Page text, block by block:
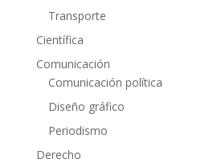
Transporte
Científica
Comunicación
Comunicación política
Diseño gráfico
Periodismo
Derecho